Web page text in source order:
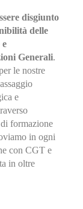
disgiunto
delle
e
Generali.
le nostre
e
formazione
in ogni
con CGT e
in oltre